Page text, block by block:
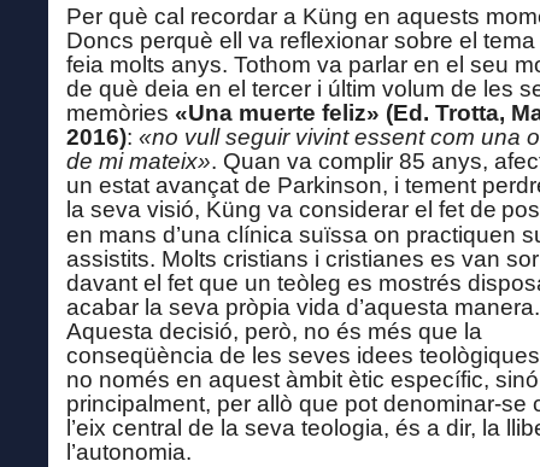
Per què cal recordar a Küng en aquests
Doncs perquè ell va reflexionar sobre el tema
feia molts anys. Tothom va parlar en el seu
de què deia en el tercer i últim volum de les
memòries «Una muerte feliz» (Ed. Trotta,
2016): «no vull seguir vivintessentcom una
de mi mateix». Quan va complir 85 anys,
un estat avançat de Parkinson, i tement
la seva visió, Küng va considerar el fet de po
en mans d’una clínica suïssa on practiquen
assistits. Molts cristians i cristianes es van
davant el fet que un teòleg es mostrés
acabar la seva pròpia vida d’aquesta manera.
Aquesta decisió, però, no és més que la
conseqüència de les seves idees
no només en aquest àmbit ètic específic,
principalment, per allò que pot denominar-se
l’eix central de la seva teologia, és a dir, la
l’autonomia.